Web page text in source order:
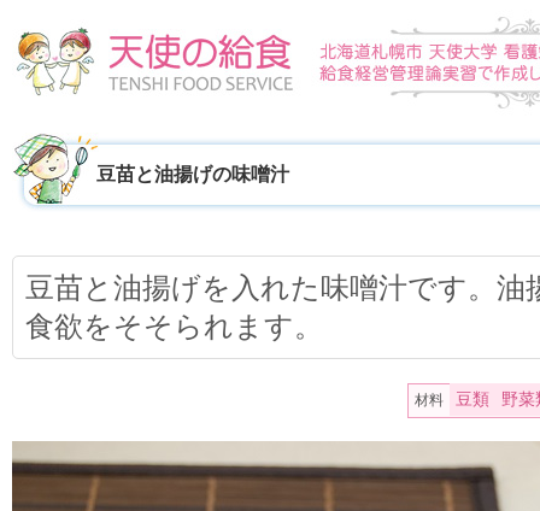
豆苗と油揚げの味噌汁
豆苗と油揚げを入れた味噌汁です。油
食欲をそそられます。
材料 豆類 野菜